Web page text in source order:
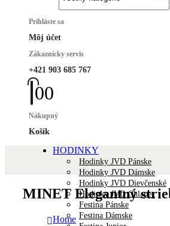
Prihláste sa
Môj účet
Zákaznícky servis
+421 903 685 767
00
Nákupný
Košík
HODINKY
Hodinky JVD Pánske
Hodinky JVD Dámske
Hodinky JVD Dievčenské
Hodinky JVD Chlapec
Festina Pánske
Festina Dámske
MINET Elegantný
Home